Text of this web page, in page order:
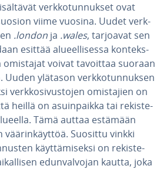
verk­ko­tun­nuk­set ovat
viime vuosina. Uudet verk­
.london ja .wales, tarjoavat sen
esittää alu­eel­li­ses­sa kon­teks­
voivat tavoittaa suoraan
Uuden ylätason verk­ko­tun­nuk­sen
verk­ko­si­vus­to­jen omis­ta­jien on
heillä on asuin­paik­ka tai re­kis­te­
Tämä auttaa estämään
vää­rin­käyt­töä. Suosittu vinkki
käyt­tä­mi­sek­si on re­kis­te­
edun­val­vo­jan kautta, joka